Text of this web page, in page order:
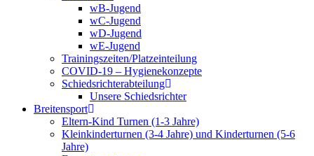
wB-Jugend
wC-Jugend
wD-Jugend
wE-Jugend
Trainingszeiten/Platzeinteilung
COVID-19 – Hygienekonzepte
Schiedsrichterabteilung
Unsere Schiedsrichter
Breitensport
Eltern-Kind Turnen (1-3 Jahre)
Kleinkinderturnen (3-4 Jahre) und Kinderturnen (5-6
Jahre)